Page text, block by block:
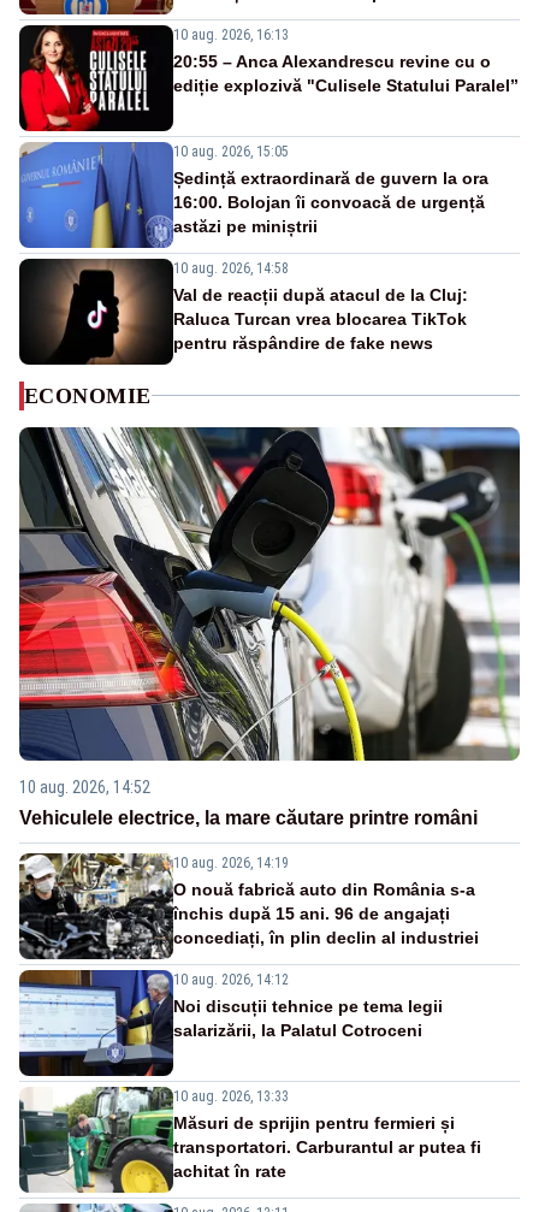
10 aug. 2026, 16:13
20:55 – Anca Alexandrescu revine cu o
ediție explozivă "Culisele Statului Paralel”
10 aug. 2026, 15:05
Ședință extraordinară de guvern la ora
16:00. Bolojan îi convoacă de urgență
astăzi pe miniștrii
10 aug. 2026, 14:58
Val de reacții după atacul de la Cluj:
Raluca Turcan vrea blocarea TikTok
pentru răspândire de fake news
ECONOMIE
10 aug. 2026, 14:52
Vehiculele electrice, la mare căutare printre români
10 aug. 2026, 14:19
O nouă fabrică auto din România s-a
închis după 15 ani. 96 de angajați
concediați, în plin declin al industriei
10 aug. 2026, 14:12
Noi discuții tehnice pe tema legii
salarizării, la Palatul Cotroceni
10 aug. 2026, 13:33
Măsuri de sprijin pentru fermieri și
transportatori. Carburantul ar putea fi
achitat în rate